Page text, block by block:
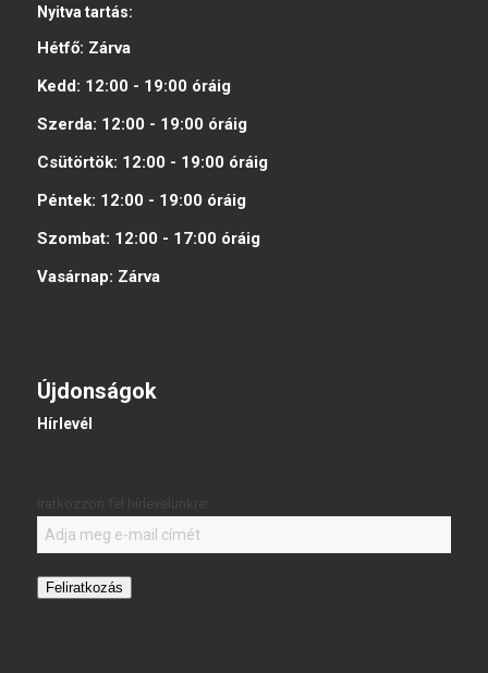
Nyitva tartás:
Hétfő: Zárva
Kedd: 12:00 - 19:00 óráig
Szerda: 12:00 - 19:00 óráig
Csütörtök: 12:00 - 19:00 óráig
Péntek: 12:00 - 19:00 óráig
Szombat: 12:00 - 17:00 óráig
Vasárnap: Zárva
Újdonságok
Hírlevél
Feliratkozás